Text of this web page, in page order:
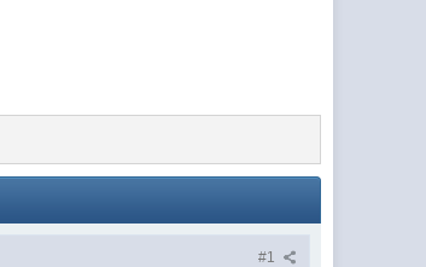
#1